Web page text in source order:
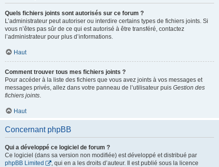
Quels fichiers joints sont autorisés sur ce forum ?
L’administrateur peut autoriser ou interdire certains types de fichiers joints. Si
vous n’êtes pas sûr de ce qui est autorisé à être transféré, contactez
l’administrateur pour plus d’informations.
Haut
Comment trouver tous mes fichiers joints ?
Pour accéder à la liste des fichiers que vous avez joints à vos messages et
messages privés, allez dans votre panneau de l’utilisateur puis Gestion des
fichiers joints.
Haut
Concernant phpBB
Qui a développé ce logiciel de forum ?
Ce logiciel (dans sa version non modifiée) est développé et distribué par
phpBB Limited
, qui en a les droits d’auteur. Il est publié sous la licence